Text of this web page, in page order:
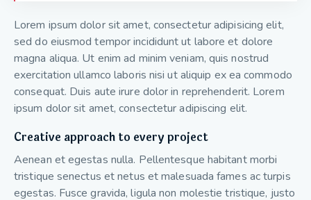
Lorem ipsum dolor sit amet, consectetur adipisicing elit,
sed do eiusmod tempor incididunt ut labore et dolore
magna aliqua. Ut enim ad minim veniam, quis nostrud
exercitation ullamco laboris nisi ut aliquip ex ea commodo
consequat. Duis aute irure dolor in reprehenderit. Lorem
ipsum dolor sit amet, consectetur adipiscing elit.
Creative approach to every project
Aenean et egestas nulla. Pellentesque habitant morbi
tristique senectus et netus et malesuada fames ac turpis
egestas. Fusce gravida, ligula non molestie tristique, justo